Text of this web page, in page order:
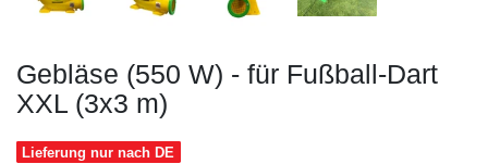
Gebläse (550 W) - für Fußball-Dart
XXL (3x3 m)
Lieferung nur nach DE